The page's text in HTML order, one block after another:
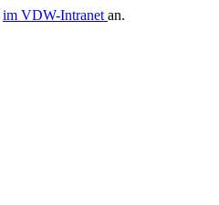
im VDW-Intranet an.